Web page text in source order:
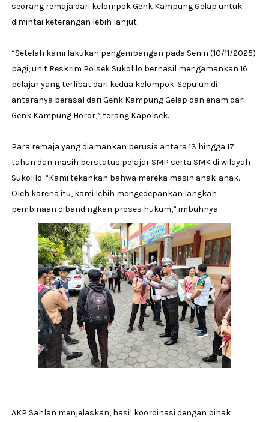
seorang remaja dari kelompok Genk Kampung Gelap untuk
dimintai keterangan lebih lanjut.
“Setelah kami lakukan pengembangan pada Senin (10/11/2025)
pagi, unit Reskrim Polsek Sukolilo berhasil mengamankan 16
pelajar yang terlibat dari kedua kelompok. Sepuluh di
antaranya berasal dari Genk Kampung Gelap dan enam dari
Genk Kampung Horor,” terang Kapolsek.
Para remaja yang diamankan berusia antara 13 hingga 17
tahun dan masih berstatus pelajar SMP serta SMK di wilayah
Sukolilo. “Kami tekankan bahwa mereka masih anak-anak.
Oleh karena itu, kami lebih mengedepankan langkah
pembinaan dibandingkan proses hukum,” imbuhnya.
AKP Sahlan menjelaskan, hasil koordinasi dengan pihak